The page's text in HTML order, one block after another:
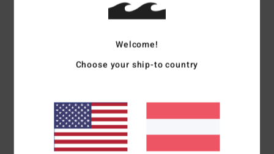
Durchschnittliche Bewertung
5.0/5
Komfort
5.0
Preis-Leistungs-Verhältnis
4.0
Welcome!
Choose your ship-to country